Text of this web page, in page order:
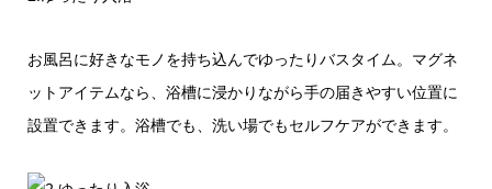
お風呂に好きなモノを持ち込んでゆったりバスタイム。マグネ
ットアイテムなら、浴槽に浸かりながら手の届きやすい位置に
設置できます。浴槽でも、洗い場でもセルフケアができます。